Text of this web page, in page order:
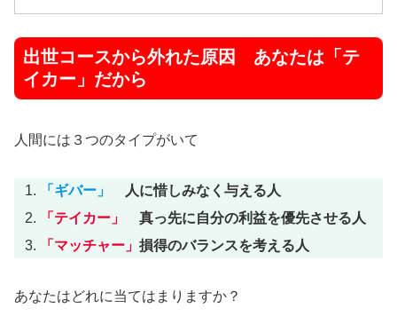
出世コースから外れた原因 あなたは「テ
イカー」だから
人間には３つのタイプがいて
「ギバー」
人に惜しみなく与える人
「テイカー」
真っ先に自分の利益を優先させる人
「マッチャー」損得のバランスを考える人
あなたはどれに当てはまりますか？